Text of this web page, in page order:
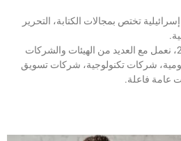
تختص بمجالات الكتابة، التحرير
رائدون في المجال منذ عام 2011، نعمل مع العديد من الهيئات والشركات
شركات تكنولوجية، شركات تسويق
عامة فاعلة.